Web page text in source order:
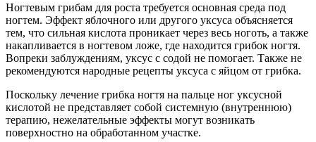
Ногтевым грибам для роста требуется основная среда под
ногтем. Эффект яблочного или другого уксуса объясняется
тем, что сильная кислота проникает через весь ноготь, а также
накапливается в ногтевом ложе, где находится грибок ногтя.
Вопреки заблуждениям, уксус с содой не помогает. Также не
рекомендуются народные рецепты уксуса с яйцом от грибка.
Поскольку лечение грибка ногтя на пальце ног уксусной
кислотой не представляет собой системную (внутреннюю)
терапию, нежелательные эффекты могут возникать
поверхностно на обработанном участке.